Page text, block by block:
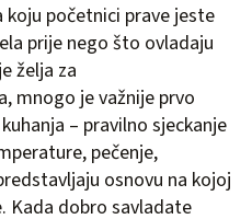
koju početnici prave jeste
prije nego što ovladaju
želja za
mnogo je važnije prvo
– pravilno sjeckanje
pečenje,
osnovu na kojoj
Kada dobro savladate